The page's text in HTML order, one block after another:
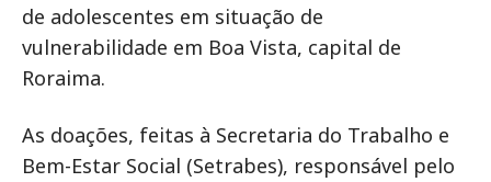
de adolescentes em situação de
vulnerabilidade em Boa Vista, capital de
Roraima.
As doações, feitas à Secretaria do Trabalho e
Bem-Estar Social (Setrabes), responsável pelo